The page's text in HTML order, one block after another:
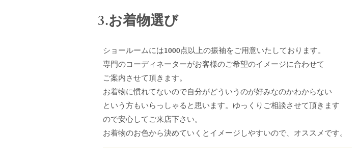
3.お着物選び
ショールームには1000点以上の振袖をご用意いたしております。
専門のコーディネーターがお客様のご希望のイメージに合わせて
ご案内させて頂きます。
お着物に慣れてないので自分がどういうのが好みなのかわからない
という方もいらっしゃると思います。ゆっくりご相談させて頂きます
ので安心してご来店下さい。
お着物のお色から決めていくとイメージしやすいので、オススメです。